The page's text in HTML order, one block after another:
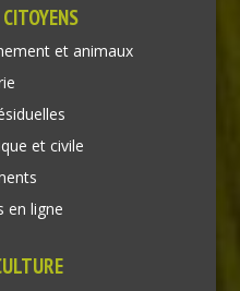
et animaux
et civile
en ligne